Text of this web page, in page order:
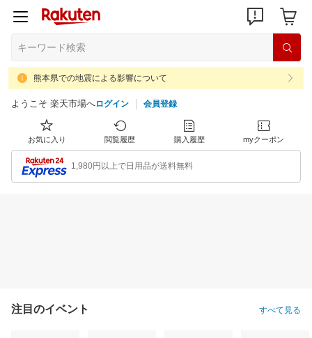
熊本県での地震による影響について
ようこそ 楽天市場へログイン 会員登録
お気に入り 閲覧履歴 購入履歴 myクーポン
1,980円以上で日用品が送料無料
注目のイベント すべて見る